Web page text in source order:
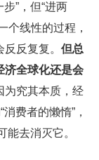
”，但“进两
个线性的过程，
反复复。 但总
济全球化还是会
为究其本质，经
费者的懒惰”，
能去消灭它。